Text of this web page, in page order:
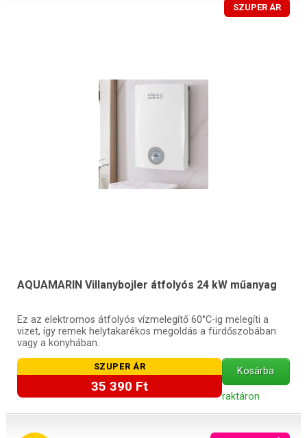
SZUPER ÁR
AQUAMARIN Villanybojler átfolyós 24 kW műanyag
Ez az elektromos átfolyós vízmelegítő 60°C-ig melegíti a
vizet, így remek helytakarékos megoldás a fürdőszobában
vagy a konyhában.
SZUPER ÁR
35 390 Ft
Kosárba
raktáron